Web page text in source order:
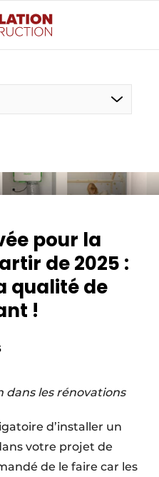
inscription
pour la
de 2025 :
qualité de
!
les rénovations
d’installer un
votre projet de
de le faire car les